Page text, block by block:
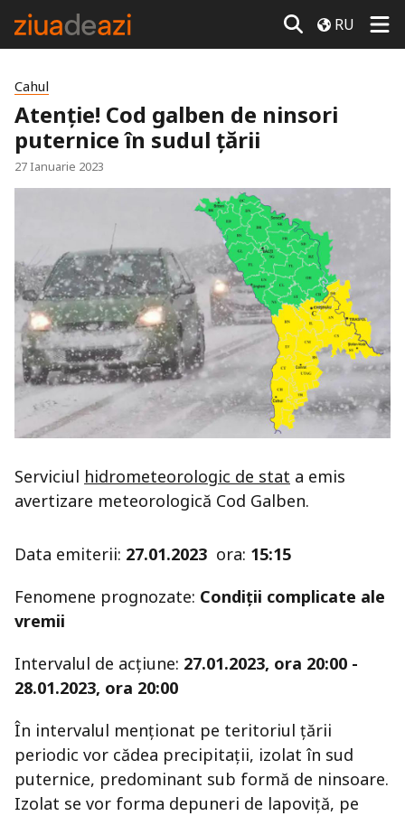
RU
Cahul
Atenție! Cod galben de ninsori
puternice în sudul țării
27 Ianuarie 2023
Serviciul hidrometeorologic de stat a emis
avertizare meteorologică Cod Galben.
Data emiterii: 27.01.2023 ora: 15:15
Fenomene prognozate: Condiții complicate ale
vremii
Intervalul de acţiune: 27.01.2023, ora 20:00 -
28.01.2023, ora 20:00
În intervalul menționat pe teritoriul țării
periodic vor cădea precipitații, izolat în sud
puternice, predominant sub formă de ninsoare.
Izolat se vor forma depuneri de lapoviță, pe